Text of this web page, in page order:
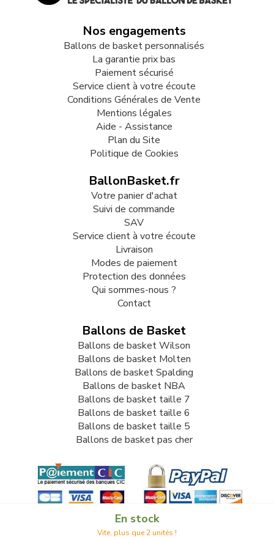
En stock
Vite, plus que 2 unités !
Nos engagements
Ballons de basket personnalisés
La garantie prix bas
Paiement sécurisé
Service client à votre écoute
Conditions Générales de Vente
Mentions légales
Aide - Assistance
Plan du Site
Politique de Cookies
BallonBasket.fr
Votre panier d'achat
Suivi de commande
SAV
Service client à votre écoute
Livraison
Modes de paiement
Protection des données
Qui sommes-nous ?
Contact
Ballons de Basket
Ballons de basket Wilson
Ballons de basket Molten
Ballons de basket Spalding
Ballons de basket NBA
Ballons de basket taille 7
Ballons de basket taille 6
Ballons de basket taille 5
Ballons de basket pas cher